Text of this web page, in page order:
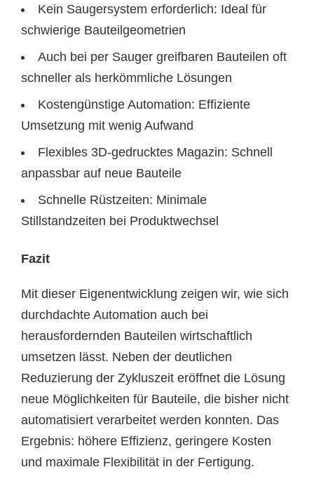
Kein Saugersystem erforderlich: Ideal für
schwierige Bauteilgeometrien
Auch bei per Sauger greifbaren Bauteilen oft
schneller als herkömmliche Lösungen
Kostengünstige Automation: Effiziente
Umsetzung mit wenig Aufwand
Flexibles 3D-gedrucktes Magazin: Schnell
anpassbar auf neue Bauteile
Schnelle Rüstzeiten: Minimale
Stillstandzeiten bei Produktwechsel
Fazit
Mit dieser Eigenentwicklung zeigen wir, wie sich
durchdachte Automation auch bei
herausfordernden Bauteilen wirtschaftlich
umsetzen lässt. Neben der deutlichen
Reduzierung der Zykluszeit eröffnet die Lösung
neue Möglichkeiten für Bauteile, die bisher nicht
automatisiert verarbeitet werden konnten. Das
Ergebnis: höhere Effizienz, geringere Kosten
und maximale Flexibilität in der Fertigung.